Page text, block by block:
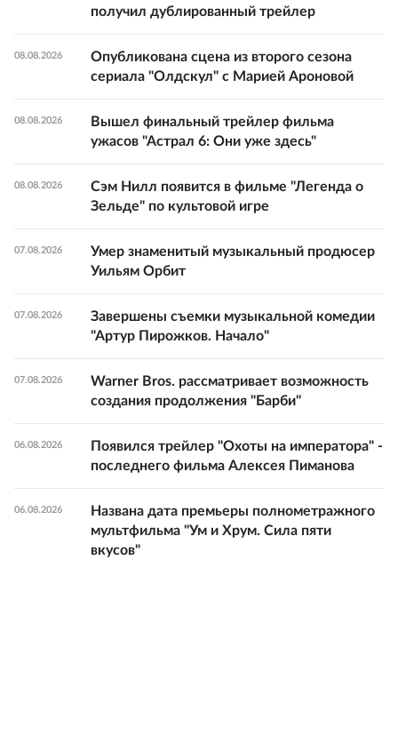
получил дублированный трейлер
08.08.2026
Опубликована сцена из второго сезона
сериала "Олдскул" с Марией Ароновой
08.08.2026
Вышел финальный трейлер фильма
ужасов "Астрал 6: Они уже здесь"
08.08.2026
Сэм Нилл появится в фильме "Легенда о
Зельде" по культовой игре
07.08.2026
Умер знаменитый музыкальный продюсер
Уильям Орбит
07.08.2026
Завершены съемки музыкальной комедии
"Артур Пирожков. Начало"
07.08.2026
Warner Bros. рассматривает возможность
создания продолжения "Барби"
06.08.2026
Появился трейлер "Охоты на императора" -
последнего фильма Алексея Пиманова
06.08.2026
Названа дата премьеры полнометражного
мультфильма "Ум и Хрум. Сила пяти
вкусов"